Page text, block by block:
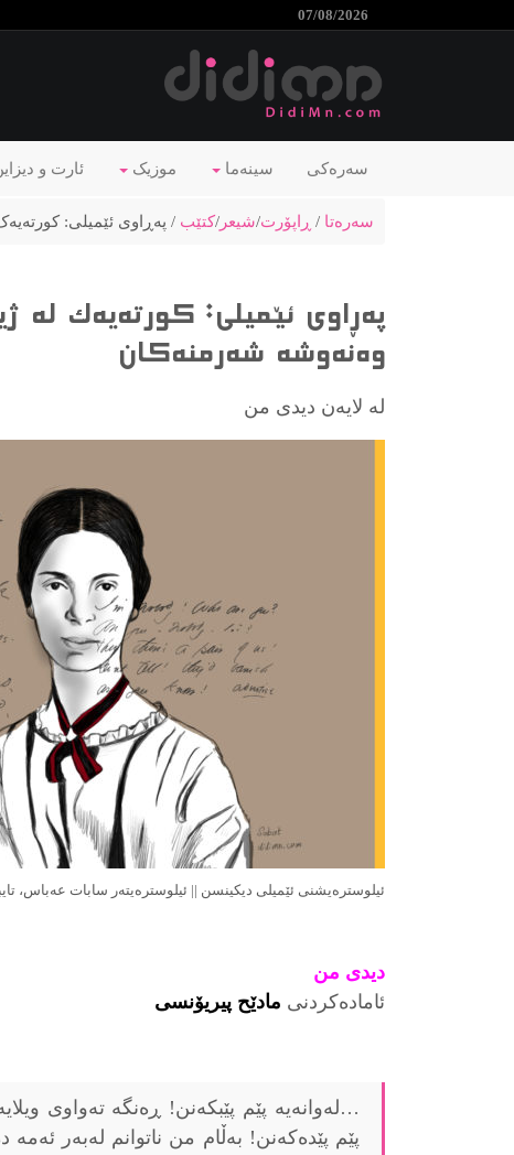
07/08/2026
ئارت و موزیک سینەما سەرەکی
سەرەتا / ڕاپۆرت/شیعر /کتێب / په‌ڕاوی ئێمیلی:
په‌ڕاوی ئێمیلی: کورتەیەک لە
وه‌نه‌وشه‌ شه‌رمنه‌كان
لە لایەن دیدی من
ئیلوستره‌یشنی ئێمیلی دیكینسن || ئیلوستره‌یته‌ر سابات عه‌باس،
دیدی من
ئاماده‌كردنی مادێح پیریۆنسی
…لەوانەیە پێم پێبکەنن! ڕەنگە تەواوی
پێم پێدەکەنن! بەڵام من ناتوانم لەبەر